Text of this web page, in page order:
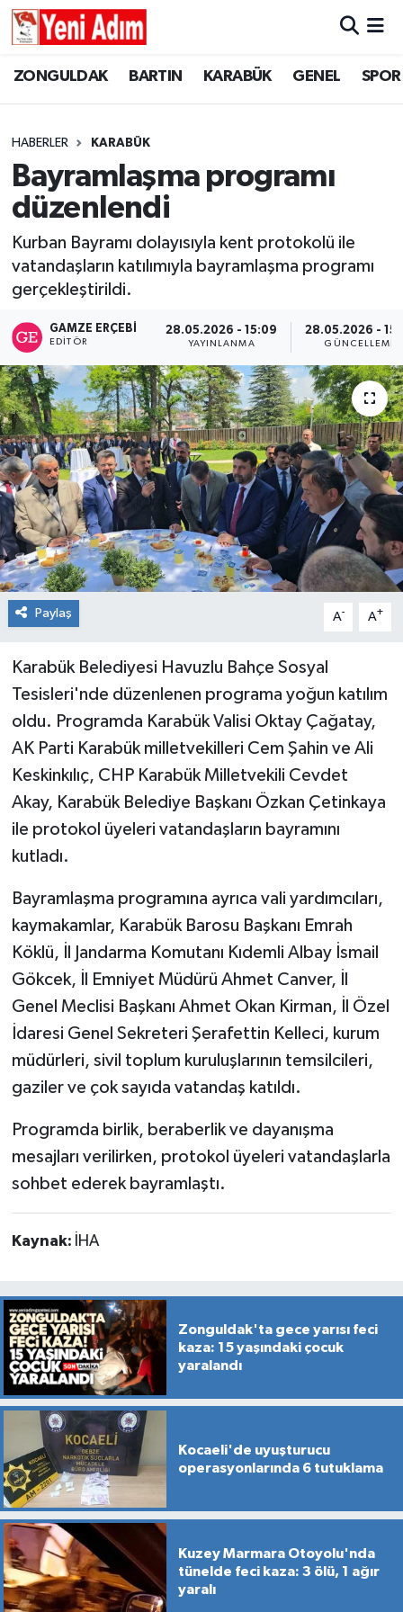
ZONGULDAK BARTIN KARABÜK GENEL SPOR
HABERLER KARABÜK
Bayramlaşma programı
düzenlendi
Kurban Bayramı dolayısıyla kent protokolü ile
vatandaşların katılımıyla bayramlaşma programı
gerçekleştirildi.
GAMZE ERÇEBI
EDITÖR
28.05.2026 - 15:09
YAYINLANMA
28.05.2026 -
GÜNCELLEME
Paylaş A- A+
Karabük Belediyesi Havuzlu Bahçe Sosyal
Tesisleri'nde düzenlenen programa yoğun katılım
oldu. Programda Karabük Valisi Oktay Çağatay,
AK Parti Karabük milletvekilleri Cem Şahin ve Ali
Keskinkılıç, CHP Karabük Milletvekili Cevdet
Akay, Karabük Belediye Başkanı Özkan Çetinkaya
ile protokol üyeleri vatandaşların bayramını
kutladı.
Bayramlaşma programına ayrıca vali yardımcıları,
kaymakamlar, Karabük Barosu Başkanı Emrah
Köklü, İl Jandarma Komutanı Kıdemli Albay İsmail
Gökcek, İl Emniyet Müdürü Ahmet Canver, İl
Genel Meclisi Başkanı Ahmet Okan Kirman, İl Özel
İdaresi Genel Sekreteri Şerafettin Kelleci, kurum
müdürleri, sivil toplum kuruluşlarının temsilcileri,
gaziler ve çok sayıda vatandaş katıldı.
Programda birlik, beraberlik ve dayanışma
mesajları verilirken, protokol üyeleri vatandaşlarla
sohbet ederek bayramlaştı.
Kaynak: İHA
Zonguldak'ta gece yarısı feci
kaza: 15 yaşındaki çocuk
yaralandı
Kocaeli'de uyuşturucu
operasyonlarında 6 tutuklama
Kuzey Marmara Otoyolu'nda
tünelde feci kaza: 3 ölü, 1 ağır
yaralı
ZONGULDAK
GÜNCEL
SİYASET
RESMİ İLAN
ZONGULDAK
GENEL
SPOR
SİYASET
SAĞLIK
GÜNCEL
RESMİ İLAN
Künye
Zonguldak Hava Durumu
Tüm Manşetler
Son Dakika Haberleri
Haber Arşivi